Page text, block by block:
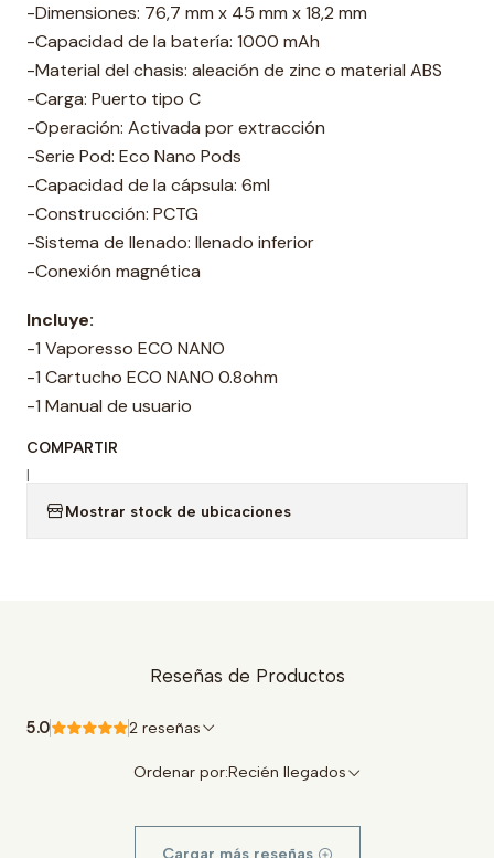
-Dimensiones: 76,7 mm x 45 mm x 18,2 mm
-Capacidad de la batería: 1000 mAh
-Material del chasis: aleación de zinc o material ABS
-Carga: Puerto tipo C
-Operación: Activada por extracción
-Serie Pod: Eco Nano Pods
-Capacidad de la cápsula: 6ml
-Construcción: PCTG
-Sistema de llenado: llenado inferior
-Conexión magnética
Incluye:
-1 Vaporesso ECO NANO
-1 Cartucho ECO NANO 0.8ohm
-1 Manual de usuario
COMPARTIR
|
Mostrar stock de ubicaciones
Reseñas de Productos
5.0 2 reseñas
Ordenar por:Recién llegados
Cargar más reseñas